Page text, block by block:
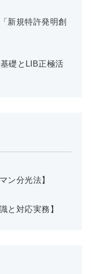
新規特許発明創
礎とLIB正極活
ン分光法】
と対応実務】